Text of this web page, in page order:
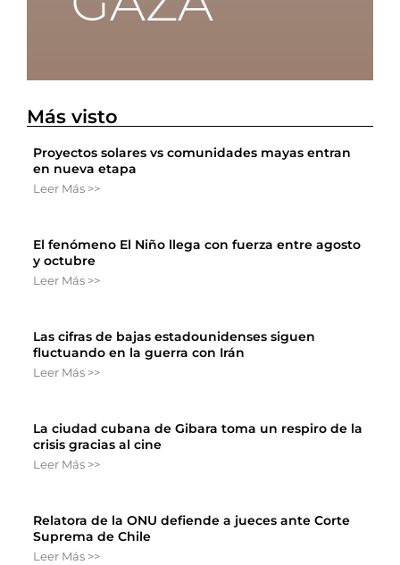
Más visto
Proyectos solares vs comunidades mayas entran
en nueva etapa
Leer Más >>
El fenómeno El Niño llega con fuerza entre agosto
y octubre
Leer Más >>
Las cifras de bajas estadounidenses siguen
fluctuando en la guerra con Irán
Leer Más >>
La ciudad cubana de Gibara toma un respiro de la
crisis gracias al cine
Leer Más >>
Relatora de la ONU defiende a jueces ante Corte
Suprema de Chile
Leer Más >>